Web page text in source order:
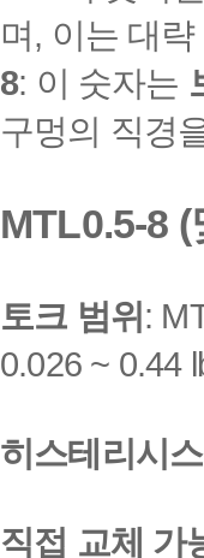
며, 이는 대
8: 이 숫자는
구멍의 직경
MTL0.5-8
토크 범위 :
0.026 ~ 0.44
히스테리시
직접 교체 가